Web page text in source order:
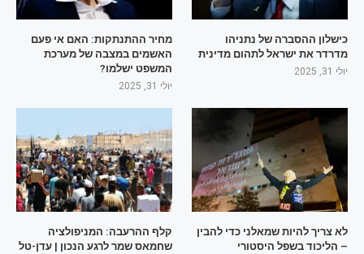
כישלון ההסברה של נתניהו
מדרדר את ישראל לתהום מדינית
יולי 31, 2025
מחיר ההתנתקות: האם אי פעם
האשמים במצבה של מערכת
המשפט ישלמו?
יולי 31, 2025
לא צריך להיות שמאלני כדי להבין
– הליכוד בשפל היסטורי
קלף ההרעבה: המניפולציה
שחמאס שמר לרגע הנכון | עדן-טל